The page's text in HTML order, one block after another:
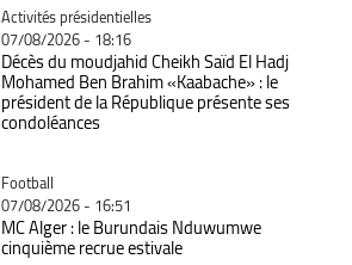
Catégorie
Activités présidentielles
07/08/2026 - 18:16
Décès du moudjahid Cheikh Saïd El Hadj
Mohamed Ben Brahim «Kaabache» : le
président de la République présente ses
condoléances
Catégorie
Football
07/08/2026 - 16:51
MC Alger : le Burundais Nduwumwe
cinquième recrue estivale